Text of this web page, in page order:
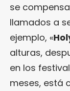
se
llamados a
ejemplo, «
alturas,
en los
meses, está